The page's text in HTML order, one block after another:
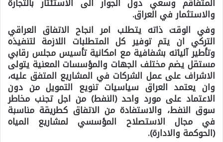
والاستثمار في العراق.
وفي الوقت ذاته يتطلب امر انجاح الاتفاق العراقي
التركي ان يتم توفير كل المتطلبات اللازمة لتنفيذه
وتأطير آلياته بشفافية مع امكانية تأسيس مجلس رقابي
مستقل يضم مختلف الجهات والمؤسسات المعنية يتولى
الاشراف على عمل الشركات في المشاريع المتفق عليه،
وان يعتمد العراق سياسيات تنويع التمويل من دون
الاعتماد على مورد واحد (النفط) من اجل تجنب مخاطر
سوق النفط، والاستفادة من الاتفاق كطريقة مناسبة
في مجال الاستصلاح المؤسسي لمشاريع المياه
(الحوكمة والادارة).